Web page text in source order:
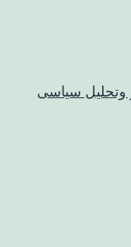
وتحلیل سیاسی